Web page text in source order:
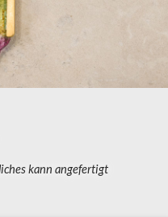
kann angefertigt